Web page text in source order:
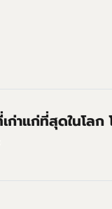
าแก่ที่สุดในโล